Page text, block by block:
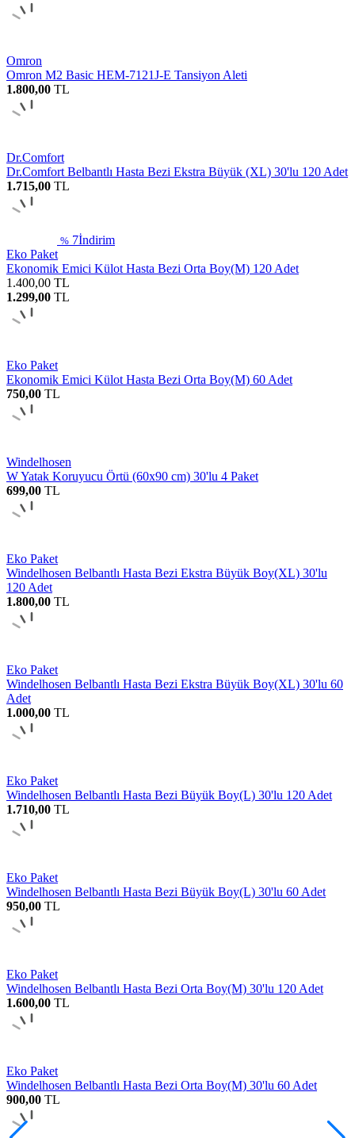
Omron
Omron M2 Basic HEM-7121J-E Tansiyon Aleti
1.800,00 TL
Dr.Comfort
Dr.Comfort Belbantlı Hasta Bezi Ekstra Büyük (XL) 30'lu 120 Adet
1.715,00 TL
% 7İndirim
Eko Paket
Ekonomik Emici Külot Hasta Bezi Orta Boy(M) 120 Adet
1.400,00 TL
1.299,00 TL
Eko Paket
Ekonomik Emici Külot Hasta Bezi Orta Boy(M) 60 Adet
750,00 TL
Windelhosen
W Yatak Koruyucu Örtü (60x90 cm) 30'lu 4 Paket
699,00 TL
Eko Paket
Windelhosen Belbantlı Hasta Bezi Ekstra Büyük Boy(XL) 30'lu
120 Adet
1.800,00 TL
Eko Paket
Windelhosen Belbantlı Hasta Bezi Ekstra Büyük Boy(XL) 30'lu 60
Adet
1.000,00 TL
Eko Paket
Windelhosen Belbantlı Hasta Bezi Büyük Boy(L) 30'lu 120 Adet
1.710,00 TL
Eko Paket
Windelhosen Belbantlı Hasta Bezi Büyük Boy(L) 30'lu 60 Adet
950,00 TL
Eko Paket
Windelhosen Belbantlı Hasta Bezi Orta Boy(M) 30'lu 120 Adet
1.600,00 TL
Eko Paket
Windelhosen Belbantlı Hasta Bezi Orta Boy(M) 30'lu 60 Adet
900,00 TL